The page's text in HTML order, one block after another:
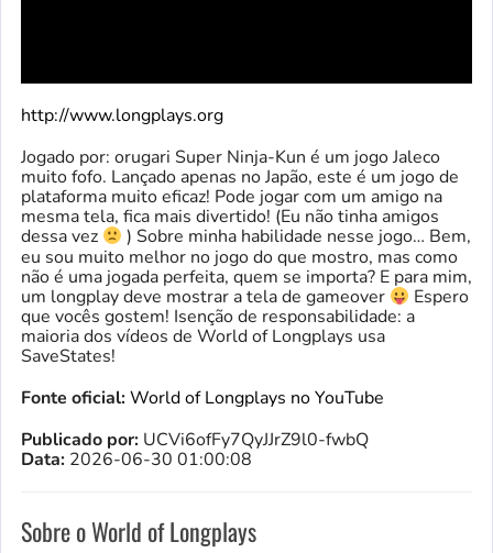
http://www.longplays.org
Jogado por: orugari Super Ninja-Kun é um jogo Jaleco
muito fofo. Lançado apenas no Japão, este é um jogo de
plataforma muito eficaz! Pode jogar com um amigo na
mesma tela, fica mais divertido! (Eu não tinha amigos
dessa vez
) Sobre minha habilidade nesse jogo… Bem,
eu sou muito melhor no jogo do que mostro, mas como
não é uma jogada perfeita, quem se importa? E para mim,
um longplay deve mostrar a tela de gameover
Espero
que vocês gostem! Isenção de responsabilidade: a
maioria dos vídeos de World of Longplays usa
SaveStates!
Fonte oficial:World of Longplays no YouTube
Publicado por: UCVi6ofFy7QyJJrZ9l0-fwbQ
Data: 2026-06-30 01:00:08
Sobre o World of Longplays